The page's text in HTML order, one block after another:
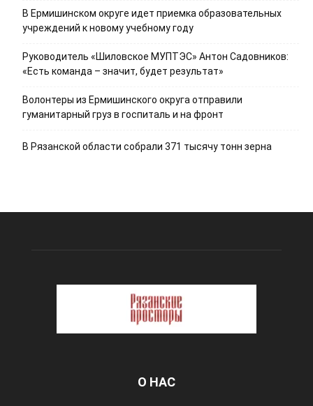
В Ермишинском округе идет приемка образовательных
учреждений к новому учебному году
Руководитель «Шиловское МУПТЭС» Антон Садовников:
«Есть команда – значит, будет результат»
Волонтеры из Ермишинского округа отправили
гуманитарный груз в госпиталь и на фронт
В Рязанской области собрали 371 тысячу тонн зерна
О НАС